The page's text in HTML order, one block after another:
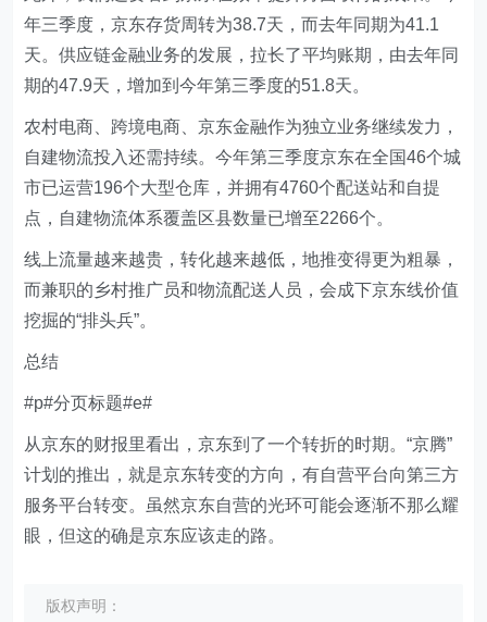
年三季度，京东存货周转为38.7天，而去年同期为41.1
天。供应链金融业务的发展，拉长了平均账期，由去年同
期的47.9天，增加到今年第三季度的51.8天。
农村电商、跨境电商、京东金融作为独立业务继续发力，
自建物流投入还需持续。今年第三季度京东在全国46个城
市已运营196个大型仓库，并拥有4760个配送站和自提
点，自建物流体系覆盖区县数量已增至2266个。
线上流量越来越贵，转化越来越低，地推变得更为粗暴，
而兼职的乡村推广员和物流配送人员，会成下京东线价值
挖掘的“排头兵”。
总结
#p#分页标题#e#
从京东的财报里看出，京东到了一个转折的时期。“京腾”
计划的推出，就是京东转变的方向，有自营平台向第三方
服务平台转变。虽然京东自营的光环可能会逐渐不那么耀
眼，但这的确是京东应该走的路。
版权声明：